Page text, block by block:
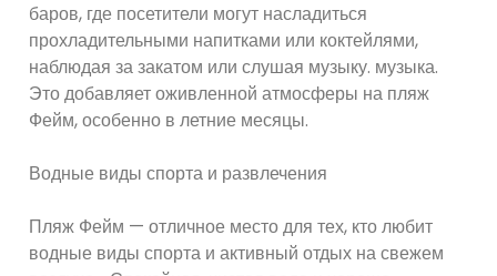
баров, где посетители могут насладиться
прохладительными напитками или коктейлями,
наблюдая за закатом или слушая музыку. музыка.
Это добавляет оживленной атмосферы на пляж
Фейм, особенно в летние месяцы.
Водные виды спорта и развлечения
Пляж Фейм — отличное место для тех, кто любит
водные виды спорта и активный отдых на свежем